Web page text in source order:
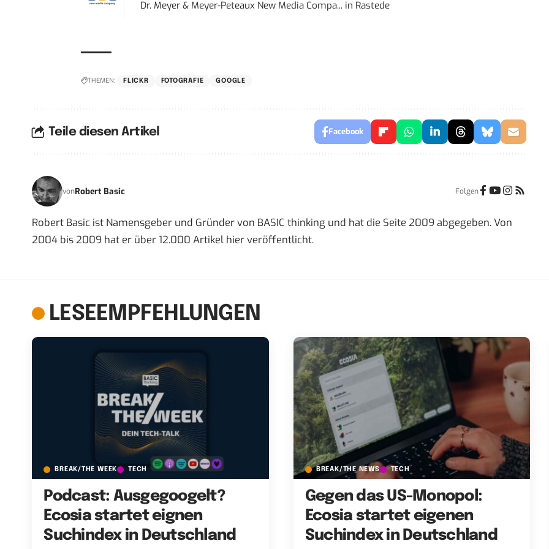
Dr. Meyer & Meyer-Peteaux New Media Compa...in Rastede
THEMEN: FLICKR FOTOGRAFIE GOOGLE
Teile diesen Artikel Facebook
vonRobert Basic Folgen
Robert Basic ist Namensgeber und Gründer von BASIC thinking und hat die Seite 2009 abgegeben. Von
2004 bis 2009 hat er über 12.000 Artikel hier veröffentlicht.
LESEEMPFEHLUNGEN
BREAK/THE WEEK TECH
Podcast: Ausgegoogelt?
Ecosia startet eignen
Suchindex in Deutschland
BREAK/THE NEWS TECH
Gegen das US-Monopol:
Ecosia startet eigenen
Suchindex in Deutschland